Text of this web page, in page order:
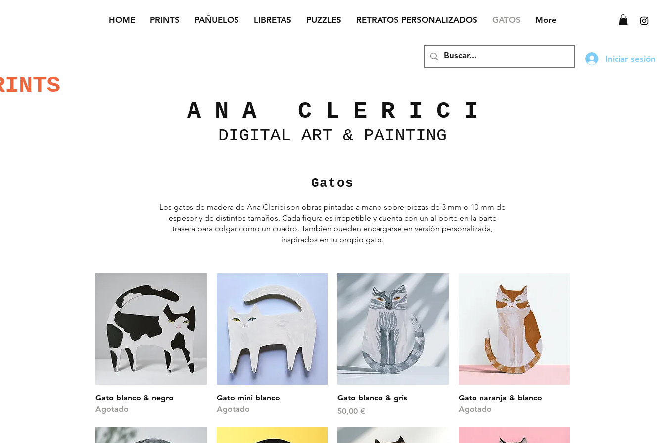
HOME PRINTS PAÑUELOS LIBRETAS PUZZLES RETRATOS PERSONALIZADOS GATOS More
Iniciar sesión
A N A C L E R I C I
DIGITAL ART & PAINTING
Gatos
Los gatos de madera de Ana Clerici son obras pintadas a mano sobre piezas de 3 mm o 10 mm de
espesor y de distintos tamaños. Cada figura es irrepetible y cuenta con un al porte en la parte
trasera para colgar como un cuadro. También pueden encargarse en versión personalizada,
inspirados en tu propio gato.
Vista rápida
Gato blanco & negro
Agotado
Vista rápida
Gato mini blanco
Agotado
Vista rápida
Gato blanco & gris
Precio
50,00 €
Vista rápida
Gato naranja & blanco
Agotado